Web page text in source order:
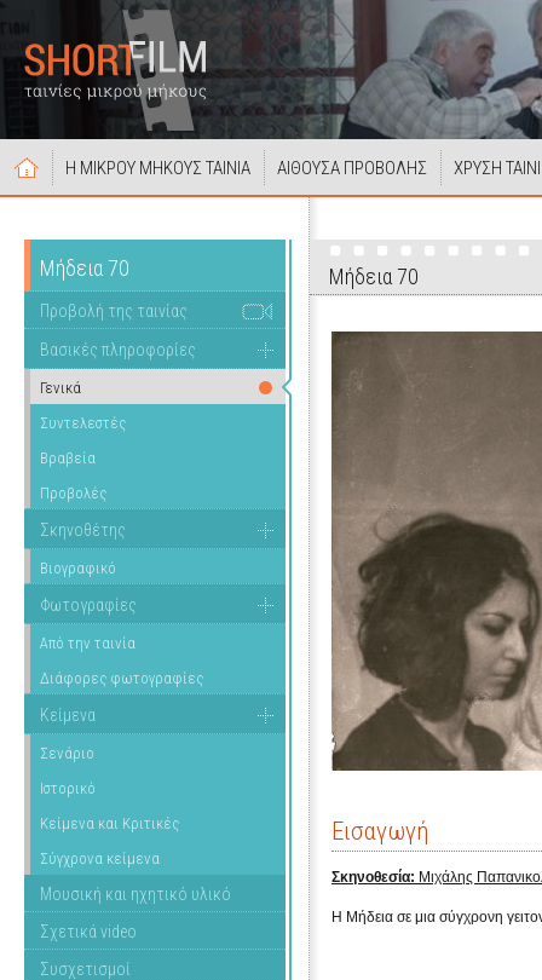
Η ΜΙΚΡΟΥ ΜΗΚΟΥΣ ΤΑΙΝΙΑ ΑΙΘΟΥΣΑ ΠΡΟΒΟΛΗΣ ΧΡΥΣΗ
Μήδεια 70
Προβολή της ταινίας
Βασικές πληροφορίες
Γενικά
Συντελεστές
Βραβεία
Προβολές
Σκηνοθέτης
Βιογραφικό
Φωτογραφίες
Από την ταινία
Διάφορες φωτογραφίες
Κείμενα
Σενάριο
Ιστορικό
Κείμενα και Κριτικές
Σύγχρονα κείμενα
Μουσική και ηχητικό υλικό
Σχετικά video
Συσχετισμοί
Μήδεια 70
Εισαγωγή
Σκηνοθεσία: Μιχάλης
Η Μήδεια σε μια σύγχρονη